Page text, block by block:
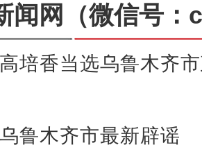
闻网 （微信号
高培香当选乌鲁木齐
乌鲁木齐市最新辟谣